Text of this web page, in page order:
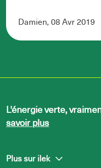
Damien, 08 Avr 2019
L'énergie verte,
savoir plus
Plus sur ilek